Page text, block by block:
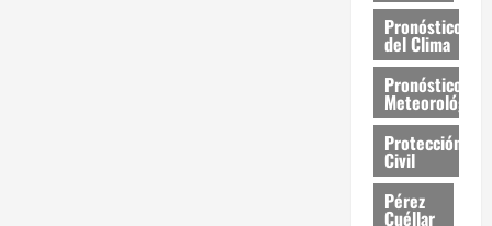
Pronóstico
del Clima
Pronóstico
Meteorológico
Protección
Civil
Pérez
Cuéllar